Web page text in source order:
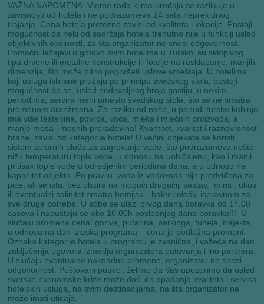
VAŽNA NAPOMENA: Vreme rada klima uređaja se razlikuje u
zavisnosti od hotela i ne podrazumeva 24 sata neprekidnog
trajanja. Cena hotela pretežno zavisi od kvaliteta i lokacije. Postoji
mogućnost da neki od sadržaja hotela trenutno nije u funkciji usled
objektivnih okolnosti, za šta organizator ne snosi odgovornost.
Pomoćni ležajevi u gotovo svim hotelima u Turskoj su sklopivog
tipa drvene ili metalne konstrukcije ili fotelje na rasklapanje, manjih
dimenzija, što može bitno pogoršati uslove smeštaja. U hotelima
koji uslugu ishrane pružaju po principu švedskog stola, postoji
mogućnost da se, usled nedovoljnog broja gostiju, u nekim
periodima, servira meni umesto švedskog stola, što se ne smatra
promenom aranžmana. Za razliku od naše, u ponudi turske kuhinje
ima više testenina, povrća, voća, mleka i mlečnih proizvoda, a
manje mesa i mesnih prerađevina! Kvantitet, kvalitet i raznovrsnost
hrane, zavisi od kategorije hotela! U većini objekata se koristi
sistem solarnih ploča za zagrevanje vode, što podrazumeva nešto
nižu temperaturu tople vode, u odnosu na uobičajenu, kao i manji
pritisak tople vode u odredjenim periodima dana, a u odnosu na
kapacitet objekta. Po pravilu, voda iz vodovoda nije predviđena za
piće, ali se ista, bez obzira na mogući drugačiji sastav, miris , ukus
ili eventualni salinitet smatra hemijski i bakteriološki ispravnom za
sve druge potrebe. U sobe se ulazi prvog dana boravka od 14.00
časova i napuštaju se oko 10.00h poslednjeg dana boravka!!! U
slučaju promena cena: goriva, putarina, parkinga, tunela, trajekta,
u odnosu na dan izlaska programa – cena je podložna promeni.
Oznaka kategorije hotela u programu je zvanična, i važeća na dan
zaključenja ugovora izmedju organizatora putovanja i ino partnera.
U slučaju eventualne naknadne promene, organizator ne snosi
odgovornost. Poštovani putnici, želimo da Vas upozorimo da usled
svetske ekonomske krize može doći do opadanja kvaliteta i servisa
hotelskih usluga, na svim destinacijama, na šta organizator ne
može imati uticaja.